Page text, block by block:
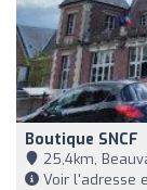
Boutique SNCF
25,4km,
Voir l'adresse